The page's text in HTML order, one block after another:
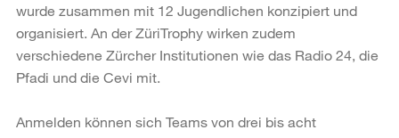
wurde zusammen mit 12 Jugendlichen konzipiert und
organisiert. An der ZüriTrophy wirken zudem
verschiedene Zürcher Institutionen wie das Radio 24, die
Pfadi und die Cevi mit.
Anmelden können sich Teams von drei bis acht